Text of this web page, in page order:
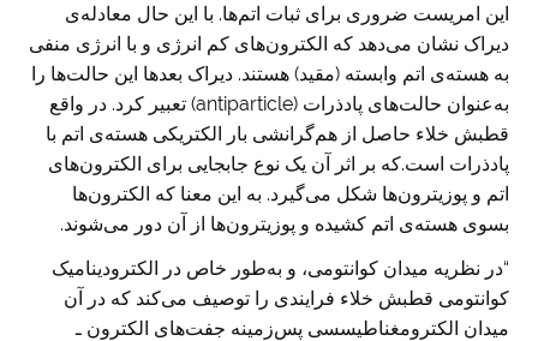
این امریست ضروری برای ثبات اتم‌ها. با این حال معادله‌ی
دیراک نشان می‌دهد که الکترون‌های کم انرژی و با انرژی منفی
به هسته‌ی اتم وابسته (مقید) هستند. دیراک بعدها این حالت‌ها را
به‌عنوان حالت‌های پادذرات (antiparticle) تعبیر کرد. در واقع
قطبش خلاء حاصل از هم‌گرانشی بار الکتریکی هسته‌ی اتم با
پادذرات است.که بر اثر آن یک نوع جابجایی برای الکترون‌های
اتم و پوزیترون‌ها شکل می‌گیرد. به این معنا که الکترون‌ها
بسوی هسته‌ی اتم کشیده و پوزیترون‌ها از آن دور می‌شوند.
“در نظریه میدان کوانتومی، و به‌طور خاص در الکترودینامیک
کوانتومی قطبش خلاء فرایندی را توصیف می‌کند که در آن
میدان الکترومغناطیسسی پس‌زمینه جفت‌های الکترون ـ